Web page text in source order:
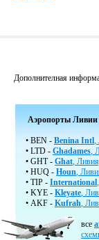
Дополнителная
Аэропорты Ливии
• BEN - Benina Intl,
• LTD - Ghadames,
• GHT - Ghat,
• HUQ - Houn,
• TIP - International
• KYE - Kleyate,
• AKF - Kufrah,
все